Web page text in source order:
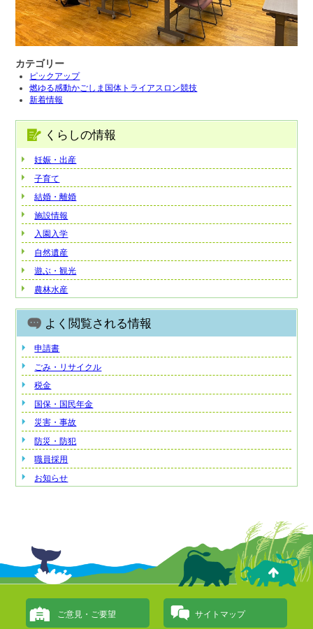
カテゴリー
ピックアップ
燃ゆる感動かごしま国体トライアスロン競技
新着情報
くらしの情報
妊娠・出産
子育て
結婚・離婚
施設情報
入園入学
自然遺産
遊ぶ・観光
農林水産
よく閲覧される情報
申請書
ごみ・リサイクル
税金
国保・国民年金
災害・事故
防災・防犯
職員採用
お知らせ
ご意見・ご要望 サイトマップ